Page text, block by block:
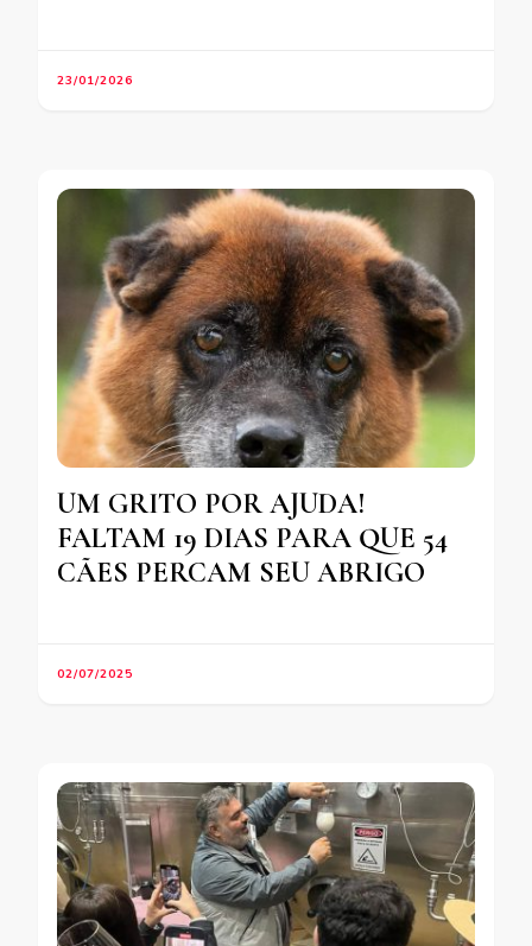
23/01/2026
UM GRITO POR AJUDA!
FALTAM 19 DIAS PARA QUE 54
CÃES PERCAM SEU ABRIGO
02/07/2025